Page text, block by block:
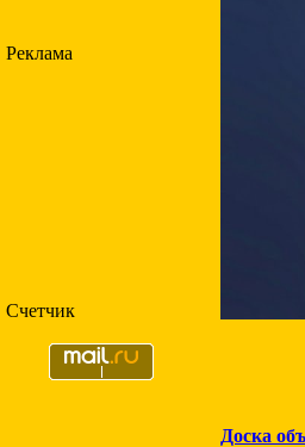
Реклама
Счетчик
Доска